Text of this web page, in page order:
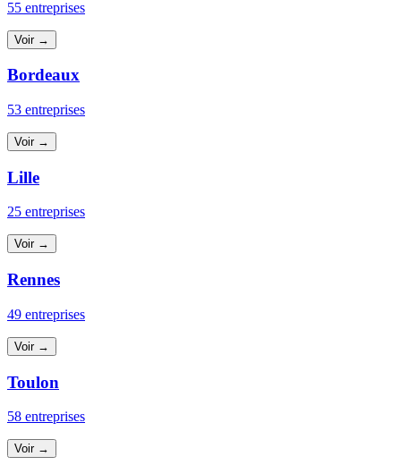
55 entreprises
Voir →
Bordeaux
53 entreprises
Voir →
Lille
25 entreprises
Voir →
Rennes
49 entreprises
Voir →
Toulon
58 entreprises
Voir →